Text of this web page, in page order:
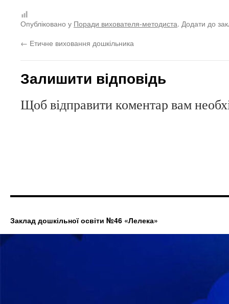
Опубліковано у Поради вихователя-методиста. Додати до
← Етичне виховання дошкільника
Залишити відповідь
Щоб відправити коментар вам
Заклад дошкільної освіти №46 «Лелека»